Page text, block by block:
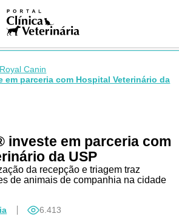
Especialidades
Royal Canin
em parceria com Hospital Veterinário da
investe em parceria com
da USP
da recepção e triagem traz
de animais de companhia na cidade
6.413